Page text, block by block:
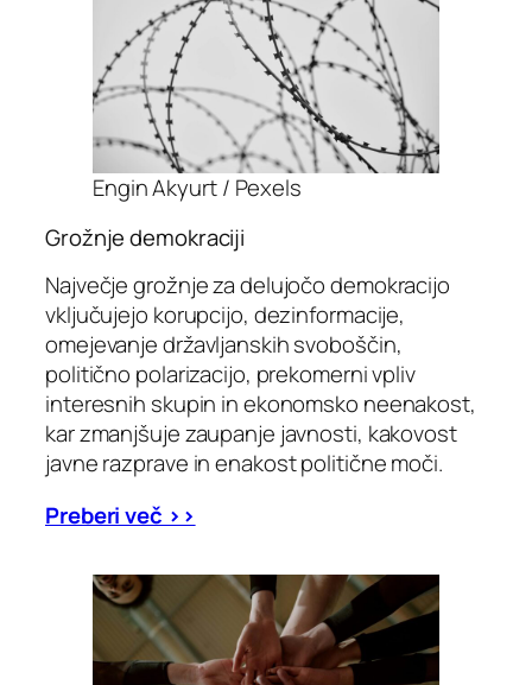
Engin Akyurt / Pexels
Grožnje demokraciji
Največje grožnje za delujočo demokracijo
vključujejo korupcijo, dezinformacije,
omejevanje državljanskih svoboščin,
politično polarizacijo, prekomerni vpliv
interesnih skupin in ekonomsko neenakost,
kar zmanjšuje zaupanje javnosti, kakovost
javne razprave in enakost politične moči.
Preberi več >>